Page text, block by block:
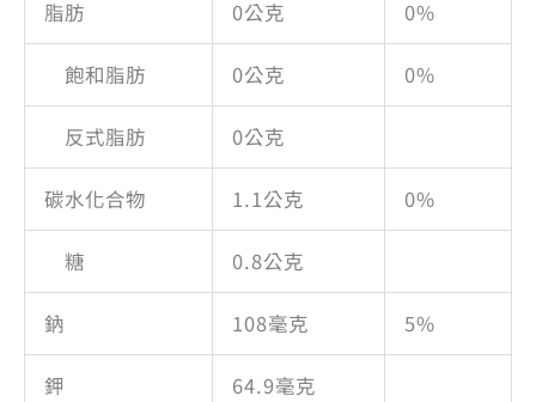
脂肪 0公克 0%
飽和脂肪 0公克 0%
反式脂肪 0公克
碳水化合物 1.1公克 0%
糖 0.8公克
鈉 108毫克 5%
鉀 64.9毫克